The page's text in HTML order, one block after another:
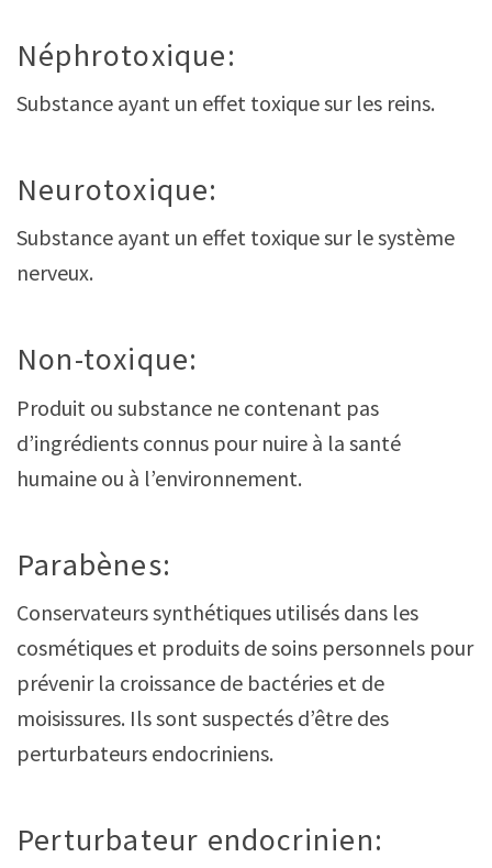
Néphrotoxique:
Substance ayant un effet toxique sur les reins.
Neurotoxique:
Substance ayant un effet toxique sur le système
nerveux.
Non-toxique:
Produit ou substance ne contenant pas
d’ingrédients connus pour nuire à la santé
humaine ou à l’environnement.
Parabènes:
Conservateurs synthétiques utilisés dans les
cosmétiques et produits de soins personnels pour
prévenir la croissance de bactéries et de
moisissures. Ils sont suspectés d’être des
perturbateurs endocriniens.
Perturbateur endocrinien: